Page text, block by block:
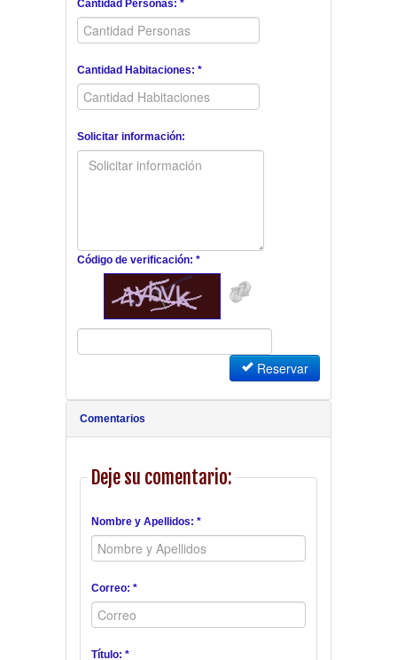
Cantidad Personas: *
Cantidad Habitaciones: *
Solicitar información:
Código de verificación: *
Reservar
Comentarios
Deje su comentario:
Nombre y Apellidos: *
Correo: *
Título: *